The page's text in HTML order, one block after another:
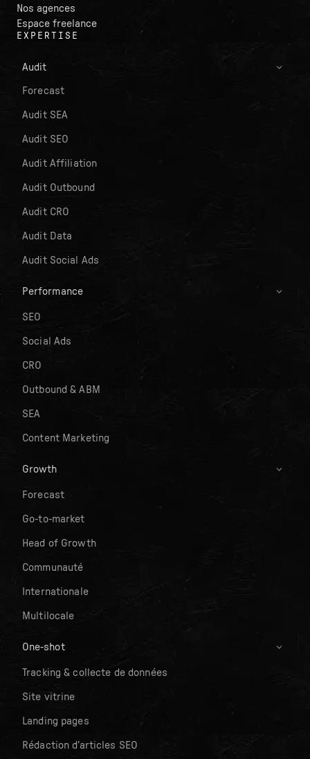
Nos agences
Espace freelance
EXPERTISE
Audit
Forecast
Audit SEA
Audit SEO
Audit Affiliation
Audit Outbound
Audit CRO
Audit Data
Audit Social Ads
Performance
SEO
Social Ads
CRO
Outbound & ABM
SEA
Content Marketing
Growth
Forecast
Go-to-market
Head of Growth
Communauté
Internationale
Multilocale
One-shot
Tracking & collecte de données
Site vitrine
Landing pages
Rédaction d’articles SEO